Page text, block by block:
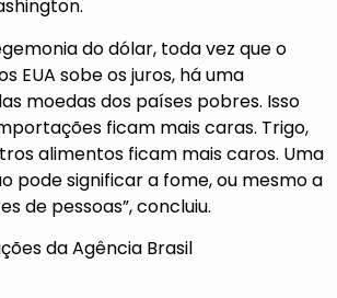
do dólar, toda vez que o
EUA sobe os juros, há uma
moedas dos países pobres. Isso
ficam mais caras. Trigo,
alimentos ficam mais caros. Uma
pode significar a fome, ou mesmo a
de pessoas”, concluiu.
da Agência Brasil